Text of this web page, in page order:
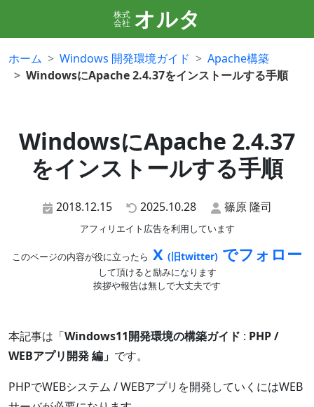
株式
会社 オルタ
ホーム Windows 開発環境ガイド
Apache構築
WindowsにApache 2.4.37をインストールする手順
WindowsにApache 2.4.37
をインストールする手順
2018.12.15 2025.10.28 篠原 隆司
アフィリエイト広告を利用しています
このページの内容が役に立ったら X (旧twitter) でフォロー
して頂けると励みになります
挨拶や報告は無しで大丈夫です
本記事は「Windows11開発環境の構築ガイド : PHP /
WEBアプリ開発 編」 です。
PHPでWEBシステム / WEBアプリを開発していくにはWEB